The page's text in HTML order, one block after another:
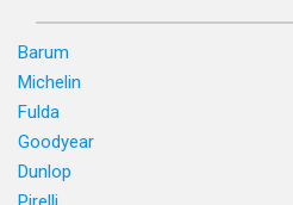
Barum
Michelin
Fulda
Goodyear
Dunlop